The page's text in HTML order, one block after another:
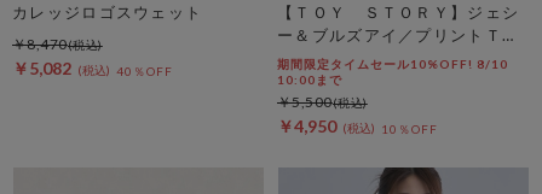
カレッジロゴスウェット
￥5,082 40％OFF
￥8,470
【ＴＯＹ ＳＴＯＲＹ】ジェシ
ー＆ブルズアイ／プリントＴオ
フ
期間限定タイムセール10%OFF! 8/10
10:00まで
￥4,950 10％OFF
￥5,500